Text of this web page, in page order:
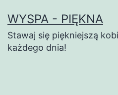
do
treści
WYSPA - PIĘKNA
Stawaj się piękniejszą
każdego dnia!